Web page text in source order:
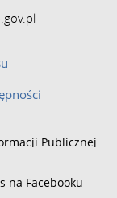
Publicznej
na Facebooku